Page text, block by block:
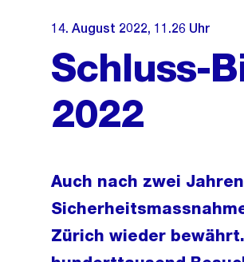
14. August 2022, 11.26 Uhr
Schluss-
2022
Auch nach zwei
Zürich wieder